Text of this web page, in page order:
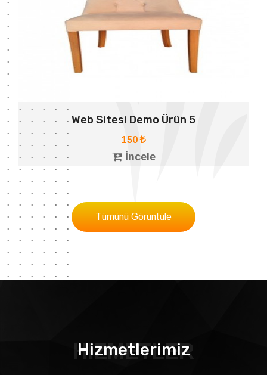
Web Sitesi Demo Ürün 5
150
İncele
Tümünü Görüntüle
HIZMETLER
Hizmetlerimiz